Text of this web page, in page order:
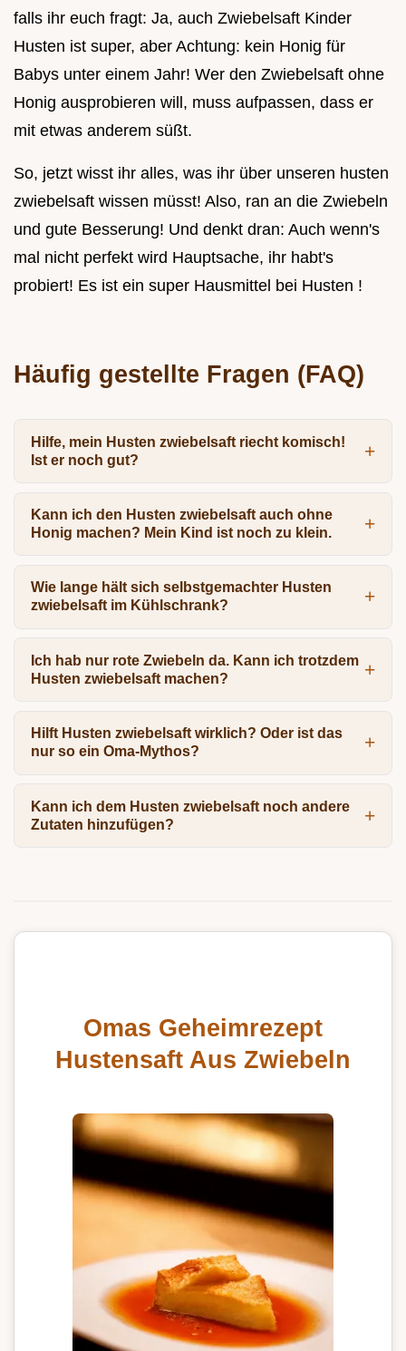
falls ihr euch fragt: Ja, auch Zwiebelsaft Kinder
Husten ist super, aber Achtung: kein Honig für
Babys unter einem Jahr! Wer den Zwiebelsaft ohne
Honig ausprobieren will, muss aufpassen, dass er
mit etwas anderem süßt.
So, jetzt wisst ihr alles, was ihr über unseren husten
zwiebelsaft wissen müsst! Also, ran an die Zwiebeln
und gute Besserung! Und denkt dran: Auch wenn's
mal nicht perfekt wird Hauptsache, ihr habt's
probiert! Es ist ein super Hausmittel bei Husten !
Häufig gestellte Fragen (FAQ)
Hilfe, mein Husten zwiebelsaft riecht komisch!
Ist er noch gut?
Kann ich den Husten zwiebelsaft auch ohne
Honig machen? Mein Kind ist noch zu klein.
Wie lange hält sich selbstgemachter Husten
zwiebelsaft im Kühlschrank?
Ich hab nur rote Zwiebeln da. Kann ich trotzdem
Husten zwiebelsaft machen?
Hilft Husten zwiebelsaft wirklich? Oder ist das
nur so ein Oma-Mythos?
Kann ich dem Husten zwiebelsaft noch andere
Zutaten hinzufügen?
Omas Geheimrezept
Hustensaft Aus Zwiebeln